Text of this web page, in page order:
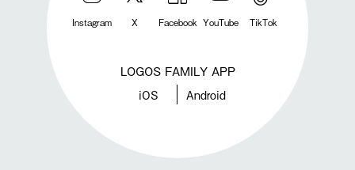
Instagram X Facebook YouTube TikTok
LOGOS FAMILY APP
iOS Android